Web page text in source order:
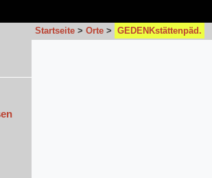
Startseite > Orte > GEDENKstättenpäd.